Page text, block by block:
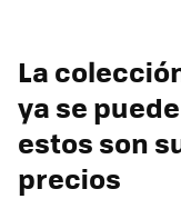
La
ya se
estos son
precios